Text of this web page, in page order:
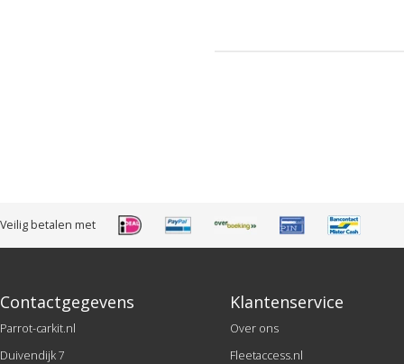
Veilig betalen met
Contactgegevens
Parrot-carkit.nl
Duivendijk 7
Klantenservice
Over ons
Fleetaccess.nl